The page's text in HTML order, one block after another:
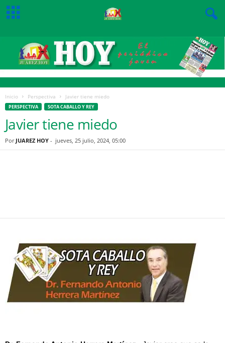
Inicio Perspectiva Javier tiene miedo
PERSPECTIVA SOTA CABALLO Y REY
Javier tiene miedo
Por JUAREZ HOY - jueves, 25 julio, 2024, 05:00